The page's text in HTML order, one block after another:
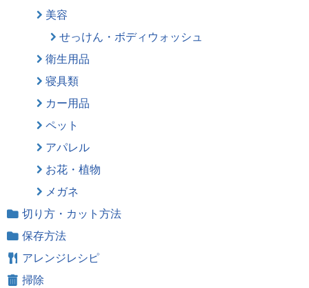
美容
せっけん・ボディウォッシュ
衛生用品
寝具類
カー用品
ペット
アパレル
お花・植物
メガネ
切り方・カット方法
保存方法
アレンジレシピ
掃除